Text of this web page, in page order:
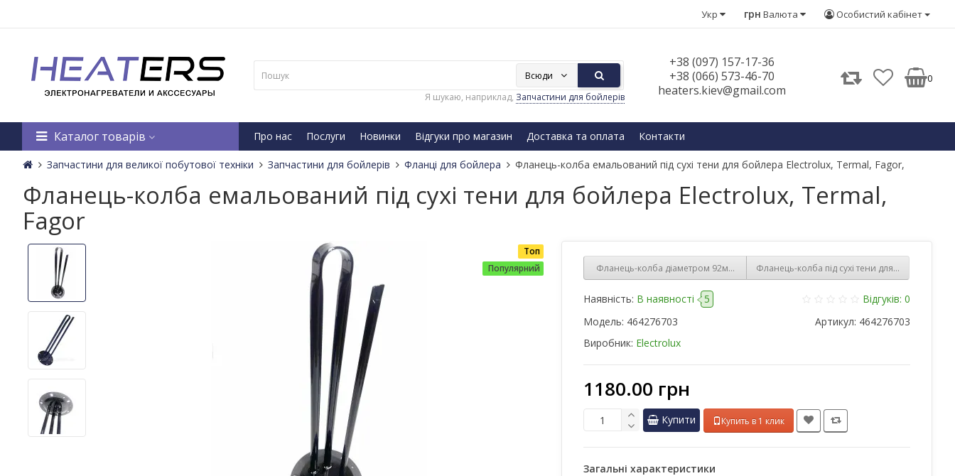
Особистий кабінет
грн Валюта
Укр
+38 (097) 157-17-36
+38 (066) 573-46-70
heaters.kiev@gmail.com
Всюди
Я шукаю, наприклад, Запчастини для бойлерів
0
Каталог товарів Про нас Послуги Новинки Відгуки про магазин Доставка та оплата Контакти
Запчастини для великої побутової техніки Запчастини для бойлерів Фланці для бойлера Фланець-колба емальований під сухі тени для бойлера Electrolux, Termal, Fagor,
Фланець-колба емальований під сухі тени для бойлера Electrolux, Termal,
Fagor
Топ
Популярний
Фланець-колба діаметром 92мм, довжина -370 мм для сухих тінів на бойлер
Фланець-колба під сухі тени для бойлера
Наявність: В наявності 5
Відгуків: 0
Модель: 464276703 Артикул: 464276703
Виробник: Electrolux
1180.00 грн
Купити Купить в 1 клик
Загальні характеристики